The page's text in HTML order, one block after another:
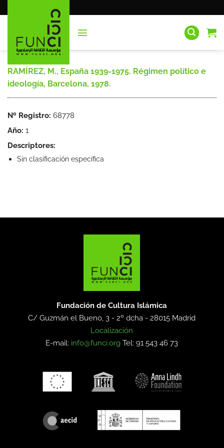
al
RAMÍREZ, M., España 1939-1975. Régimen político e
ideología, Barcelona, 1978.
Nº Registro: 68778
Año: 1
Descriptores:
Sin clasificación específica
Fundación de Cultura Islámica
C/ Guzmán el Bueno, 3 - 2º dcha -28015 Madrid
Localización
E-mail: info@funci.org Tel: 91 543 46 73